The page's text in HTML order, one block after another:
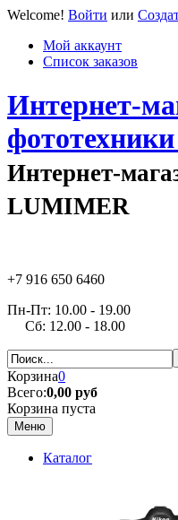
Welcome! Войти или
Мой аккаунт
Список заказов
Интернет-
Интернет-
LUMIMER
+7 916 650 6460
Пн-Пт: 10.00 - 19.00
Сб: 12.00 - 18.00
Корзина0
Всего:0,00 руб
Корзина пуста
Меню
Каталог